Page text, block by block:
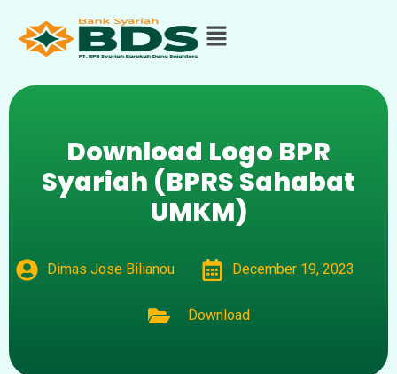
Download Logo BPR
Syariah (BPRS Sahabat
UMKM)
Dimas Jose Bilianou December 19, 2023
Download